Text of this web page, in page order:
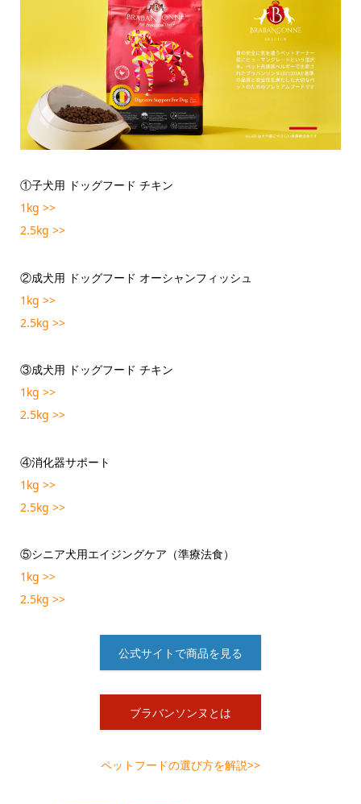
①子犬用 ドッグフード チキン
1kg >>
2.5kg >>
②成犬用 ドッグフード オーシャンフィッシュ
1kg >>
2.5kg >>
③成犬用 ドッグフード チキン
1kg >>
2.5kg >>
④消化器サポート
1kg >>
2.5kg >>
⑤シニア犬用エイジングケア（準療法食）
1kg >>
2.5kg >>
公式サイトで商品を見る
ブラバンソンヌとは
ペットフードの選び方を解説>>